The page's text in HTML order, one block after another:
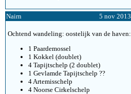
Nairn 5 nov 2013
Ochtend wandeling: oostelijk van de haven:
1 Paardemossel
1 Kokkel (doublet)
4 Tapijtschelp (2 doublet)
1 Gevlamde Tapijtschelp ??
4 Artemisschelp
4 Noorse Cirkelschelp